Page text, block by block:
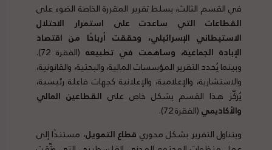
في القسم الثالث، يسلط تقرير المقررة الخاصة الضوء على
القطاعات التي ساعدت على استمرار الاحتلال
الاستيطاني الإسرائيلي، وحققت أرباحًا من اقتصاد
الإبادة الجماعية، وساهمت في تطبيعه
(الفقرة 72).
وبينما يُحدد التقرير المؤسسات المالية، والبحثية، والقانونية،
والاستشارية، والإعلامية، والإعلانية كجهات فاعلة رئيسية،
يُركّز هذا القسم بشكل خاص على القطاعين المالي
والأكاديمي(الفقرة 72).
ويتناول التقرير بشكل محوري قطاع التمويل، مستندًا إلى